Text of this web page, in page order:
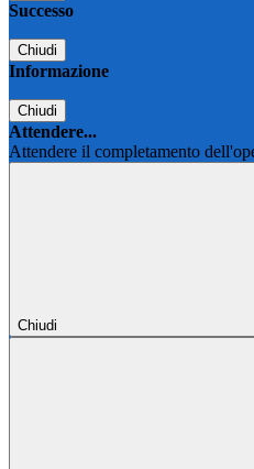
Successo
Chiudi
Informazione
Chiudi
Attendere...
Attendere il completamento
Chiudi